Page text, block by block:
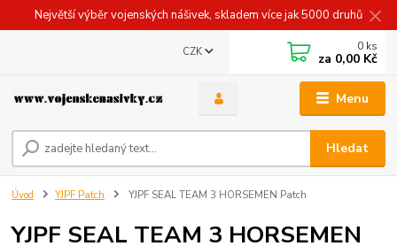
Největší výběr vojenských nášivek, skladem více jak 5000 druhů
Menu
CZK
Hledat
0 ks
za 0,00 Kč
Úvod YJPF Patch YJPF SEAL TEAM 3 HORSEMEN Patch
YJPF SEAL TEAM 3 HORSEMEN